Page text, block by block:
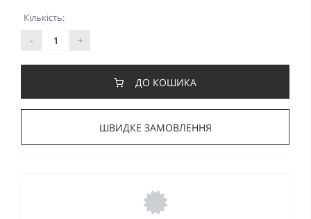
Кількість:
-
+
ДО КОШИКА
ШВИДКЕ ЗАМОВЛЕННЯ